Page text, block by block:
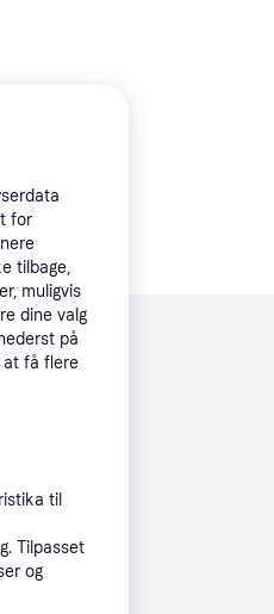
kr.
for
tilbage,
muligvis
dine valg
på
at få flere
til
Tilpasset
og